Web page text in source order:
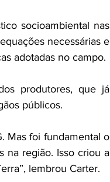
socioambiental nas
necessárias e
adotadas no campo.
produtores, que já
públicos.
Mas foi fundamental o
na região. Isso criou a
lembrou Carter.